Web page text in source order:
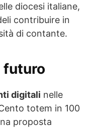
diocesi italiane,
contribuire in
di contante.
futuro
digitali nelle
totem in 100
proposta